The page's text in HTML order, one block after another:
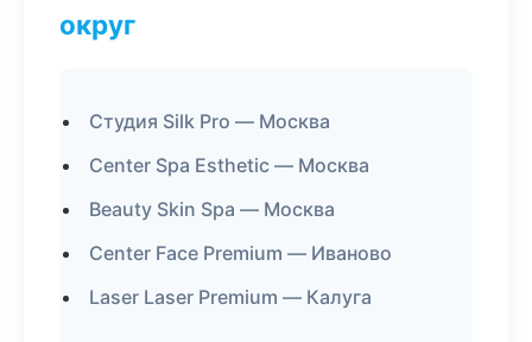
округ
Студия Silk Pro — Москва
Center Spa Esthetic — Москва
Beauty Skin Spa — Москва
Center Face Premium — Иваново
Laser Laser Premium — Калуга